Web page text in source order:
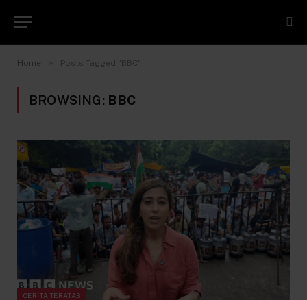
Home Posts Tagged "BBC"
BROWSING: BBC
CERITA TERATAS